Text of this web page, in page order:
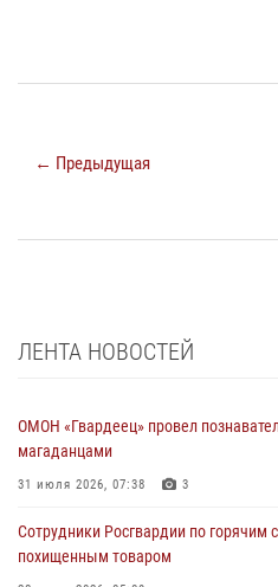
← Предыдущая
ЛЕНТА НОВОСТЕЙ
ОМОН «Гвардеец» провел
магаданцами
31 июля 2026, 07:38 3
Сотрудники Росгвардии по
похищенным товаром